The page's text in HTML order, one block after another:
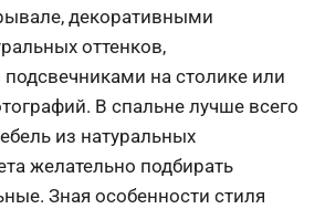
декоративными
оттенков,
на столике или
В спальне лучше всего
из натуральных
желательно подбирать
Зная особенности стиля